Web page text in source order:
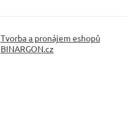
Tvorba a pronájem eshopů
BINARGON.cz